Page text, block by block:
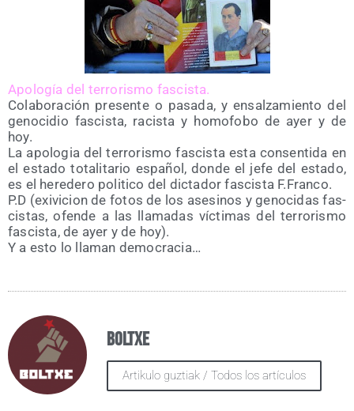
Apo­lo­gía del terro­ris­mo fascista.
Cola­bo­ra­ción pre­sen­te o pasa­da, y ensal­za­mien­to del
geno­ci­dio fas­cis­ta, racis­ta y homo­fo­bo de ayer y de
hoy.
La apo­lo­gia del terro­ris­mo fas­cis­ta esta con­sen­ti­da en
el esta­do tota­li­ta­rio espa­ñol, don­de el jefe del esta­do,
es el here­de­ro poli­ti­co del dic­ta­dor fas­cis­ta F.Franco.
P.D (exivi­cion de fotos de los ase­si­nos y geno­ci­das fas­
cis­tas, ofen­de a las lla­ma­das víc­ti­mas del terro­ris­mo
fas­cis­ta, de ayer y de hoy).
Y a esto lo lla­man democracia…
Boltxe
Artikulo guztiak / Todos los artículos